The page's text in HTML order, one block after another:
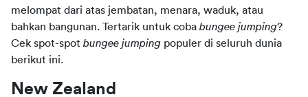
melompat dari atas jembatan, menara, waduk, atau
bahkan bangunan. Tertarik untuk coba bungee jumping?
Cek spot-spot bungee jumping populer di seluruh dunia
berikut ini.
New Zealand